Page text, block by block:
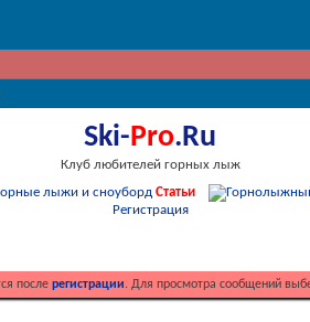
Ski-Pro.Ru
Клуб любителей горных лыж
Статьи
Регистрация
после регистрации. Для просмотра сообщений